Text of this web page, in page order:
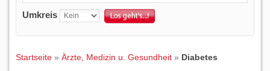
Umkreis
Startseite » Ärzte, Medizin u. Gesundheit » Diabetes